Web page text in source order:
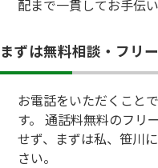
配まで一貫してお手伝い
まずは無料相談・フリ
お電話をいただくこと
す。 通話料無料のフリ
せず、まずは私、笹川
さい。